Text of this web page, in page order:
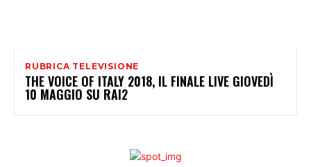
RUBRICA TELEVISIONE
THE VOICE OF ITALY 2018, IL FINALE LIVE GIOVEDÌ
10 MAGGIO SU RAI2